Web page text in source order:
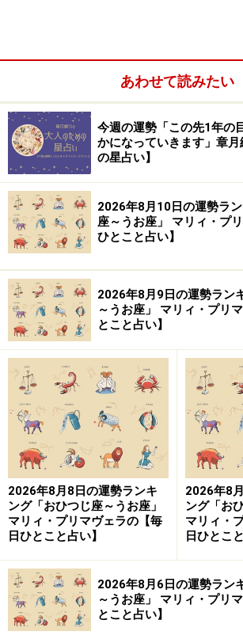
む熱狂的なパワーを宿しています。自
て、みんなを引っ張ることに。運命を
っているのです。
神話では、さらわれた双子のきょうだ
色のひつじがシンボルになります。首
中に乗せますが、帰路を急ぐあまり、
しまいます。
このことからも、“スピード”がおひつ
であり、弱点でもあることが分かるで
おひつじ座の運命の流れ
あわせて読みたい
今週の運勢「この先1年の
かになっていきます」章
の星占い】
2026年8月10日の運勢ラ
座～うお座」 マリィ・プ
ひとこと占い】
2026年8月9日の運勢ラン
～うお座」 マリィ・プリ
とこと占い】
2026年8月8日の運勢ランキ
ング「おひつじ座～うお座」
マリィ・プリマヴェラの【毎
日ひとこと占い】
2026年8
ング「お
マリィ・
日ひとこ
2026年8月6日の運勢ラン
～うお座」 マリィ・プリ
とこと占い】